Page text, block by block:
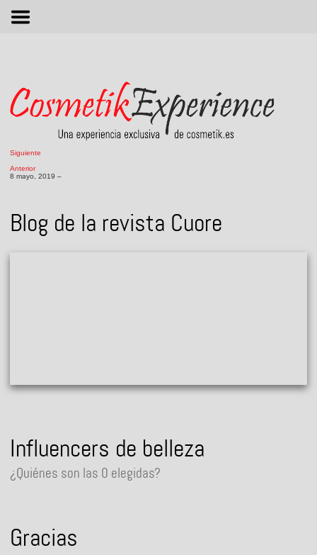
Siguiente
Anterior
8 mayo, 2019 –
Blog de la revista Cuore
Influencers de belleza
¿Quiénes son las 0 elegidas?
Gracias